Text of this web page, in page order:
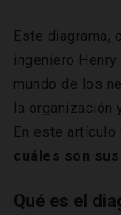
Este diagrama,
ingeniero
mundo de los
la
En este
cuáles son
Qué es el